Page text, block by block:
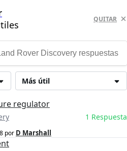
QUITAR
Más útil
regulator
1 Respuesta
por D Marshall